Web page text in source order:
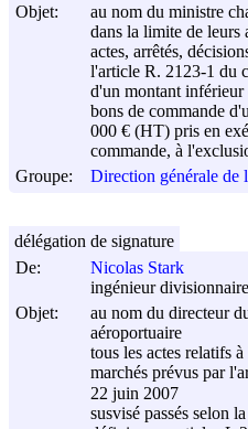
Objet:
au nom du ministre
dans la limite de leurs
actes, arrêtés,
l'article R. 2123-1 du
d'un montant
bons de commande
000 € (HT) pris en
commande, à
Groupe:
Direction générale
De:
Nicolas Stark
ingénieur
Objet:
au nom du directeur
aéroportuaire
tous les actes relatifs
marchés prévus par
22 juin 2007
susvisé passés selon
délégation de signature